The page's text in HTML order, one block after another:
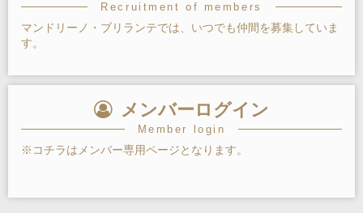
Recruitment of members
マンドリーノ・ブリランテでは、いつでも仲間を募集していま
す。
メンバーログイン
Member login
※コチラはメンバー専用ページとなります。